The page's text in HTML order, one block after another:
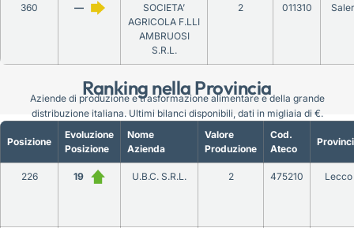
Ranking nella Provincia
360 —
SOCIETA’
AGRICOLA F.LLI
AMBRUOSI
S.R.L.
2 011310
Posizione
Evoluzione
Posizione
Nome
Azienda
Valore
Produzione
Cod.
Ateco
226 19 U.B.C. S.R.L. 2 475210 Lecco
Aziende di produzione e trasformazione alimentare e della grande
distribuzione italiana. Ultimi bilanci disponibili, dati in migliaia di €.